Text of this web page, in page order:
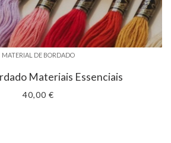
MATERIAL DE BORDADO
Materiais Essenciais
40,00 €